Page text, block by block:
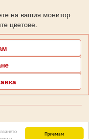
Приемам
на вашия монитор
цветове.